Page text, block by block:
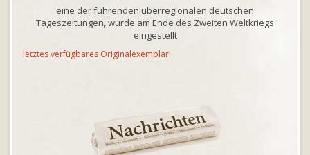
eine der führenden überregionalen deutschen
Tageszeitungen, wurde am Ende des Zweiten Weltkriegs
eingestellt
letztes verfügbares Originalexemplar!